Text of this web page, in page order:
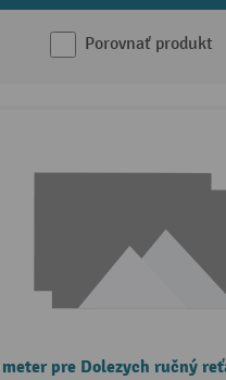
Porovnať produkt
pre Dolezych ručný